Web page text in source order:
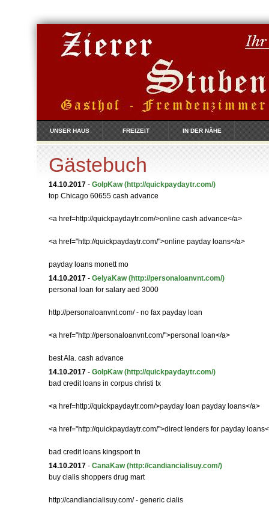
UNSER HAUS FREIZEIT IN DER NÄHE
Gästebuch
14.10.2017 - GolpKaw (http://quickpaydaytr.com/)
top Chicago 60655 cash advance
<a href=http://quickpaydaytr.com/>online cash advance</a>
<a href="http://quickpaydaytr.com/">online payday loans</a>
payday loans monett mo
14.10.2017 - GelyaKaw (http://personaloanvnt.com/)
personal loan for salary aed 3000
http://personaloanvnt.com/ - no fax payday loan
<a href="http://personaloanvnt.com/">personal loan</a>
best Ala. cash advance
14.10.2017 - GolpKaw (http://quickpaydaytr.com/)
bad credit loans in corpus christi tx
<a href=http://quickpaydaytr.com/>payday loan payday loans</a>
<a href="http://quickpaydaytr.com/">direct lenders for payday
bad credit loans kingsport tn
14.10.2017 - CanaKaw (http://candiancialisuy.com/)
buy cialis shoppers drug mart
http://candiancialisuy.com/ - generic cialis